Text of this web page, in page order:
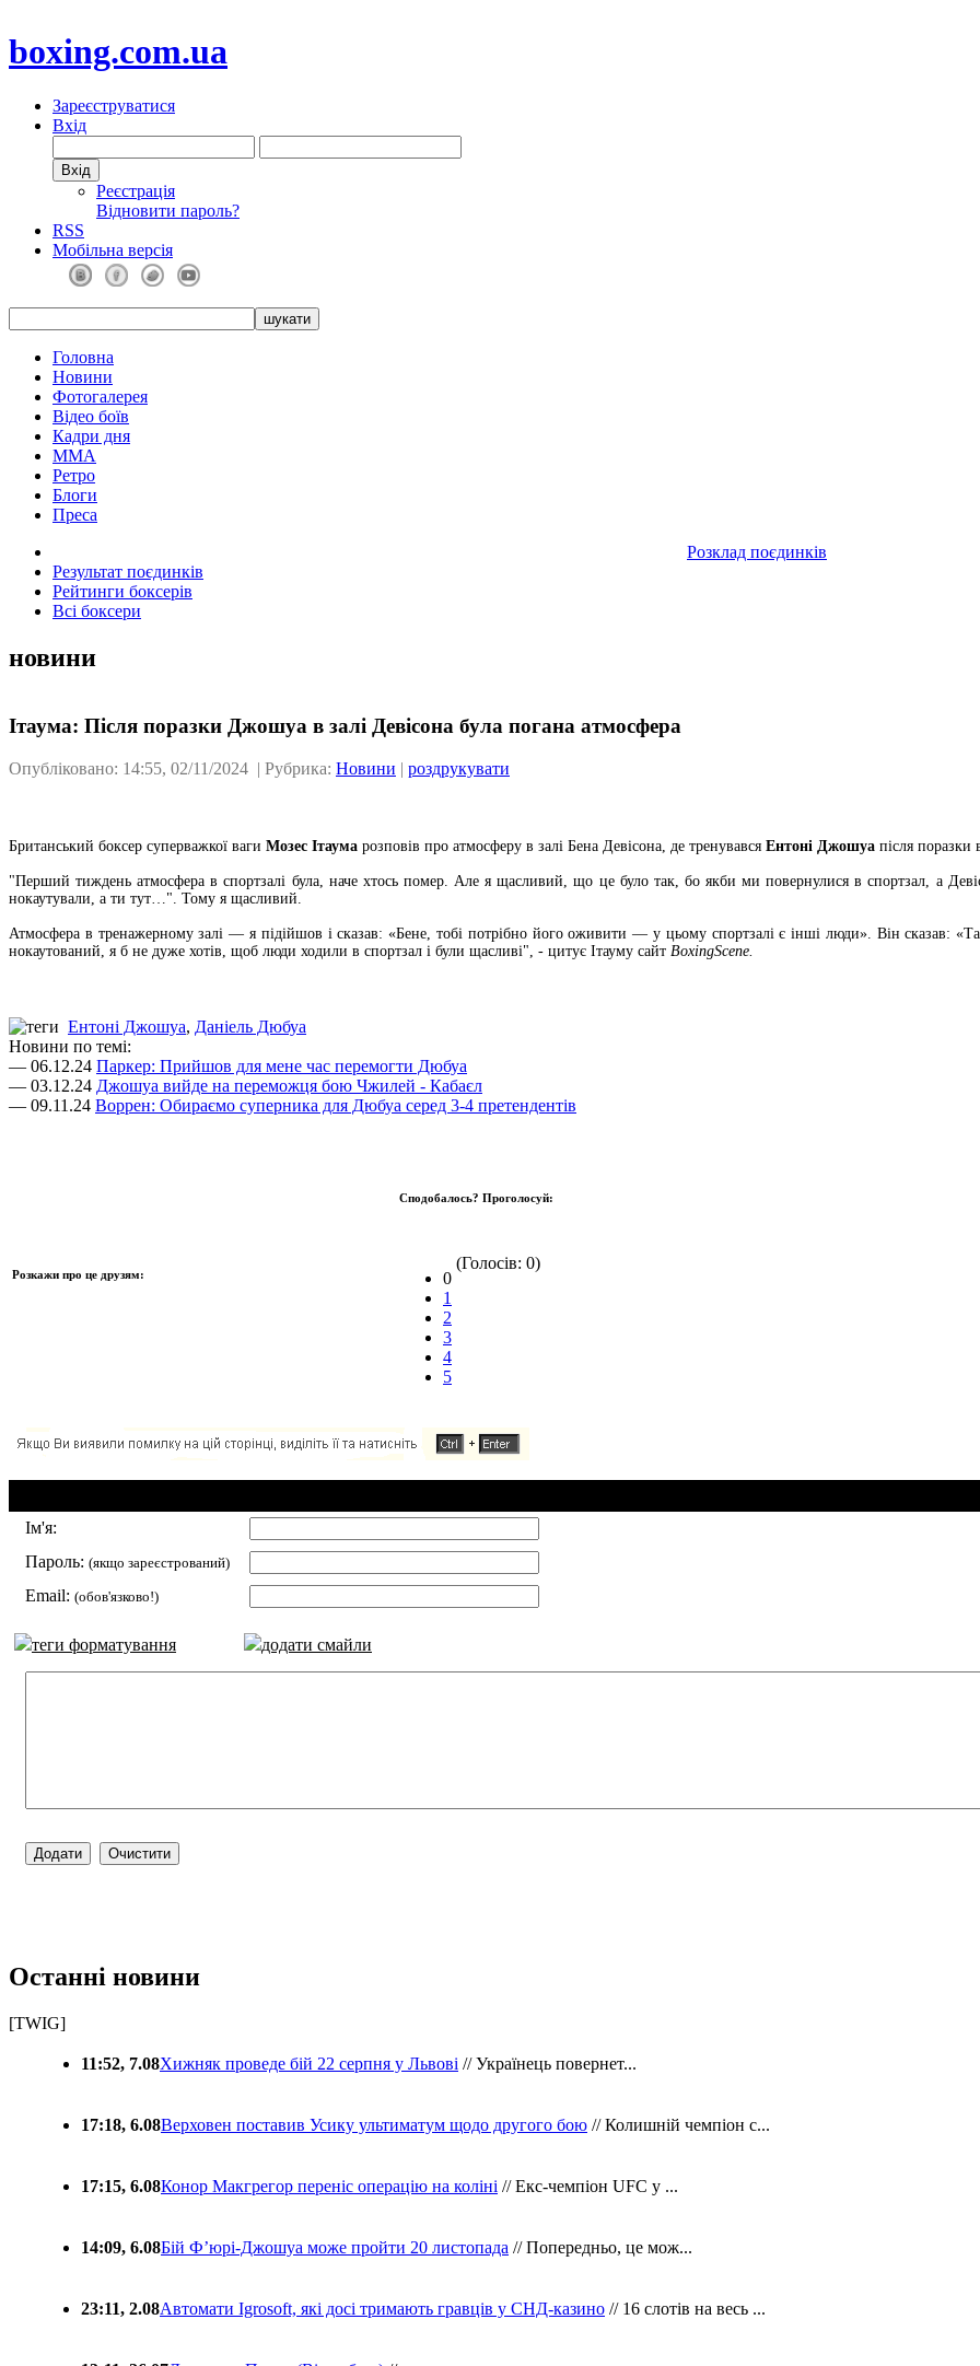
boxing.com.ua
Зареєструватися
Вхід
Реєстрація
Відновити пароль?
RSS
Мобільна версія
Головна
Новини
Фотогалерея
Відео боїв
Кадри дня
ММА
Ретро
Блоги
Преса
Розклад поєдинків
Результат поєдинків
Рейтинги боксерів
Всі боксери
новини
Ітаума: Після поразки Джошуа в залі Девісона була погана атмосфера
Опубліковано: 14:55, 02/11/2024 | Рубрика: Новини | роздрукувати
Британський боксер суперважкої ваги Мозес Ітаума розповів про атмосферу в залі Бена Девісона, де тренувався Ентоні Джошуа після поразки
"Перший тиждень атмосфера в спортзалі була, наче хтось помер. Але я щасливий, що це було так, бо якби ми повернулися в спортзал, а
нокаутували, а ти тут…". Тому я щасливий.
Атмосфера в тренажерному залі — я підійшов і сказав: «Бене, тобі потрібно його оживити — у цьому спортзалі є інші люди». Він сказав:
нокаутований, я б не дуже хотів, щоб люди ходили в спортзал і були щасливі", - цитує Ітауму сайт BoxingScene.
Ентоні Джошуа, Даніель Дюбуа
Новини по темі:
— 06.12.24 Паркер: Прийшов для мене час перемогти Дюбуа
— 03.12.24 Джошуа вийде на переможця бою Чжилей - Кабаєл
— 09.11.24 Воррен: Обираємо суперника для Дюбуа серед 3-4 претендентів
Розкажи про це друзям:
Сподобалось? Проголосуй:
0
1
2
3
4
5
(Голосів: 0)
Ім'я:
Пароль: (якщо зареєстрований)
Email: (обов'язково!)
теги форматування додати смайли
Останні новини
[TWIG]
11:52, 7.08Хижняк проведе бій 22 серпня у Львові // Українець повернет...
17:18, 6.08Верховен поставив Усику ультиматум щодо другого бою // Колишній чемпіон с...
17:15, 6.08Конор Макгрегор переніс операцію на коліні // Екс-чемпіон UFC у ...
14:09, 6.08Бій Ф’юрі-Джошуа може пройти 20 листопада // Попередньо, це мож...
23:11, 2.08Автомати Igrosoft, які досі тримають гравців у СНД-казино // 16 слотів на весь ...